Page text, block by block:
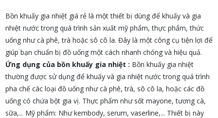
Bồn khuấy gia nhiệt giá rẻ là một thiết bị dùng để khuấy và gia
nhiệt nước trong quá trình sản xuất mỹ phẩm, thực phẩm, thức
uống như cà phê, trà hoặc sô cô la. Đây là một công cụ tiện lợi để
giúp bạn chuẩn bị đồ uống một cách nhanh chóng và hiệu quả.
Ứng dụng của bồn khuấy gia nhiệt : Bồn khuấy gia nhiệt
thường được sử dụng để khuấy và gia nhiệt nước trong quá trình
pha chế các loại đồ uống như cà phê, trà, sô cô la, hoặc các đồ
uống có chứa bột gia vị. Thực phẩm như sốt mayone, tương cà,
sữa,... Mỹ phẩm: Như kembody, serum, vaserline,... Thiết bị này